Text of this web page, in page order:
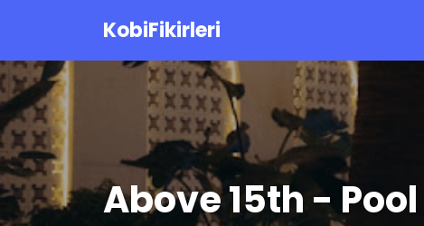
KobiFikirleri
Above 15th -